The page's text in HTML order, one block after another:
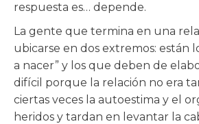
respuesta es… depende.
La gente que termina en una
ubicarse en dos extremos: están
a nacer” y los que deben de
difícil porque la relación no era
ciertas veces la autoestima y el
heridos y tardan en levantar la